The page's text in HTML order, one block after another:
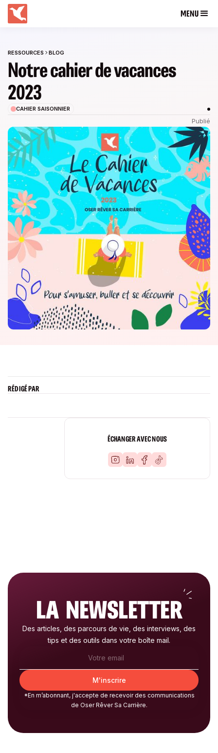
MENU
RESSOURCES BLOG
Notre cahier de vacances
2023
CAHIER SAISONNIER
Publié
ÉCHANGER AVEC NOUS
RÉDIGÉ PAR
LA NEWSLETTER
Des articles, des parcours de vie, des interviews, des
tips et des outils dans votre boîte mail.
*En m’abonnant, j'accepte de recevoir des communications
de Oser Rêver Sa Carrière.